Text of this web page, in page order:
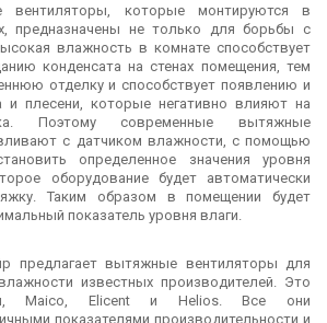
вентиляторы, которые монтируются в
предназначены не только для борьбы с
влажность в комнате способствует
конденсата на стенах помещения, тем
отделку и способствует появлению и
и плесени, которые негативно влияют на
Поэтому современные вытяжные
с датчиком влажности, с помощью
определенное значения уровня
оборудование будет автоматически
Таким образом в помещении будет
показатель уровня влаги.
предлагает вытяжные вентиляторы для
известных производителей. Это
Maico, Elicent и Helios. Все они
показателями производительности и